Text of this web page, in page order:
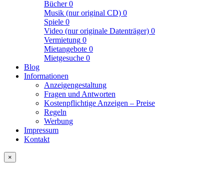
Bücher0
Musik (nur original CD) 0
Spiele 0
Video (nur originale Datenträger) 0
Vermietung 0
Mietangebote 0
Mietgesuche 0
Blog
Informationen
Anzeigengestaltung
Fragen und Antworten
Kostenpflichtige Anzeigen – Preise
Regeln
Werbung
Impressum
Kontakt
×